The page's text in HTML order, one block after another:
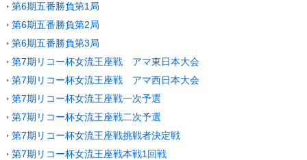
第6期五番勝負第1局
第6期五番勝負第2局
第6期五番勝負第3局
第7期リコー杯女流王座戦 アマ東日本大会
第7期リコー杯女流王座戦 アマ西日本大会
第7期リコー杯女流王座戦一次予選
第7期リコー杯女流王座戦二次予選
第7期リコー杯女流王座戦挑戦者決定戦
第7期リコー杯女流王座戦本戦1回戦